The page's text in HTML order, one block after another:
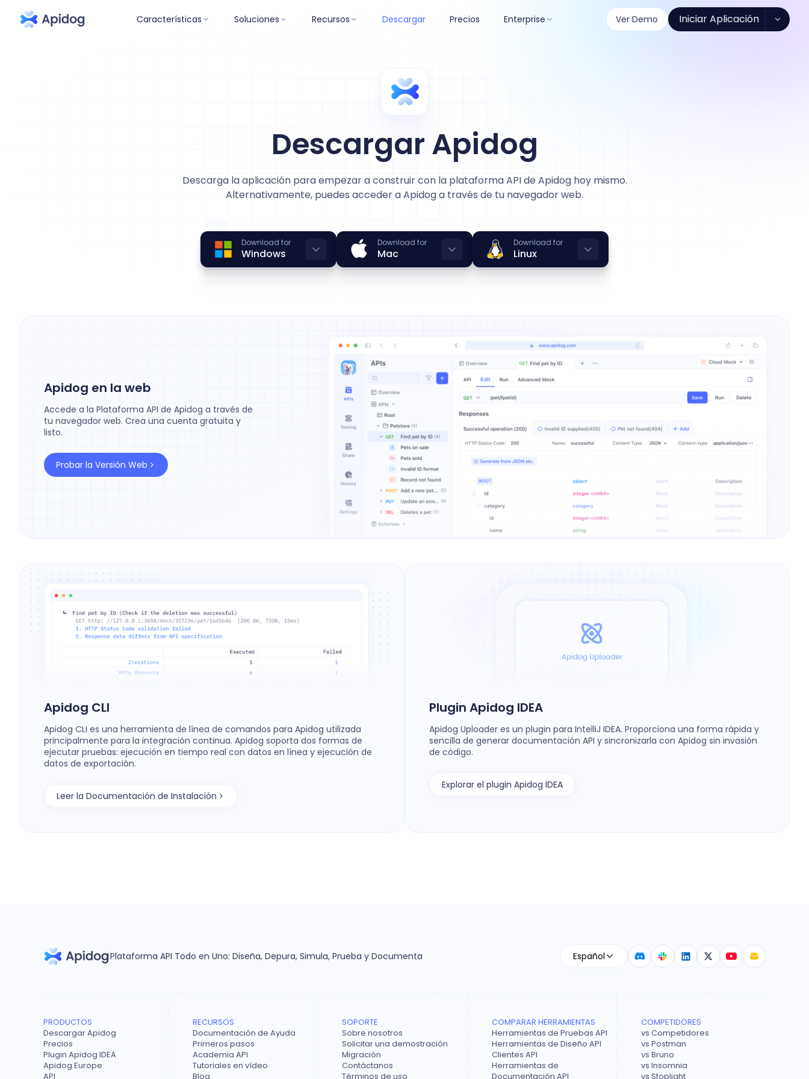
Características Soluciones Recursos Descargar Precios Enterprise Ver Demo Iniciar Aplicación
Descargar Apidog
Descarga la aplicación para empezar a construir con la plataforma API de Apidog hoy mismo.
Alternativamente, puedes acceder a Apidog a través de tu navegador web.
Download for
Windows
Download for
Mac
Download for
Linux
Apidog en la web
Accede a la Plataforma API de Apidog a través de
tu navegador web. Crea una cuenta gratuita y
listo.
Probar la Versión Web
Apidog CLI
Apidog CLI es una herramienta de línea de comandos para Apidog utilizada
principalmente para la integración continua. Apidog soporta dos formas de
ejecutar pruebas: ejecución en tiempo real con datos en línea y ejecución de
datos de exportación.
Leer la Documentación de Instalación
Plugin Apidog IDEA
Apidog Uploader es un plugin para IntelliJ IDEA. Proporciona una forma rápida y
sencilla de generar documentación API y sincronizarla con Apidog sin invasión
de código.
Explorar el plugin Apidog IDEA
Plataforma API Todo en Uno: Diseña, Depura, Simula, Prueba y Documenta Español
PRODUCTOS
Descargar Apidog
Precios
Plugin Apidog IDEA
Apidog Europe
API
RECURSOS
Documentación de Ayuda
Primeros pasos
Academia API
Tutoriales en vídeo
Blog
SOPORTE
Sobre nosotros
Solicitar una demostración
Migración
Contáctanos
Términos de uso
COMPARAR HERRAMIENTAS
Herramientas de Pruebas API
Herramientas de Diseño API
Clientes API
Herramientas de
Documentación API
COMPETIDORES
vs Competidores
vs Postman
vs Bruno
vs Insomnia
vs Stoplight